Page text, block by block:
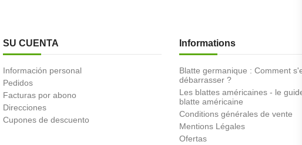
SU CUENTA
Información personal
Pedidos
Facturas por abono
Direcciones
Cupones de descuento
Informations
Blatte germanique : Comment
débarrasser ?
Les blattes américaines - le
blatte américaine
Conditions générales de vente
Mentions Légales
Ofertas